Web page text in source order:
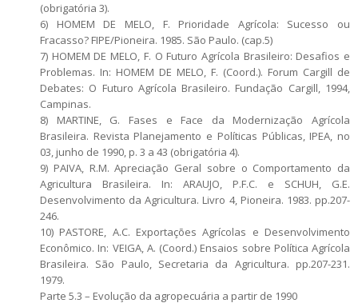
(obrigatória 3).
6) HOMEM DE MELO, F. Prioridade Agrícola: Sucesso ou
Fracasso? FIPE/Pioneira. 1985. São Paulo. (cap.5)
7) HOMEM DE MELO, F. O Futuro Agrícola Brasileiro: Desafios e
Problemas. In: HOMEM DE MELO, F. (Coord.). Forum Cargill de
Debates: O Futuro Agrícola Brasileiro. Fundação Cargill, 1994,
Campinas.
8) MARTINE, G. Fases e Face da Modernização Agrícola
Brasileira. Revista Planejamento e Políticas Públicas, IPEA, no
03, junho de 1990, p. 3 a 43 (obrigatória 4).
9) PAIVA, R.M. Apreciação Geral sobre o Comportamento da
Agricultura Brasileira. In: ARAUJO, P.F.C. e SCHUH, G.E.
Desenvolvimento da Agricultura. Livro 4, Pioneira. 1983. pp.207-
246.
10) PASTORE, A.C. Exportações Agrícolas e Desenvolvimento
Econômico. In: VEIGA, A. (Coord.) Ensaios sobre Política Agrícola
Brasileira. São Paulo, Secretaria da Agricultura. pp.207-231.
1979.
Parte 5.3 – Evolução da agropecuária a partir de 1990